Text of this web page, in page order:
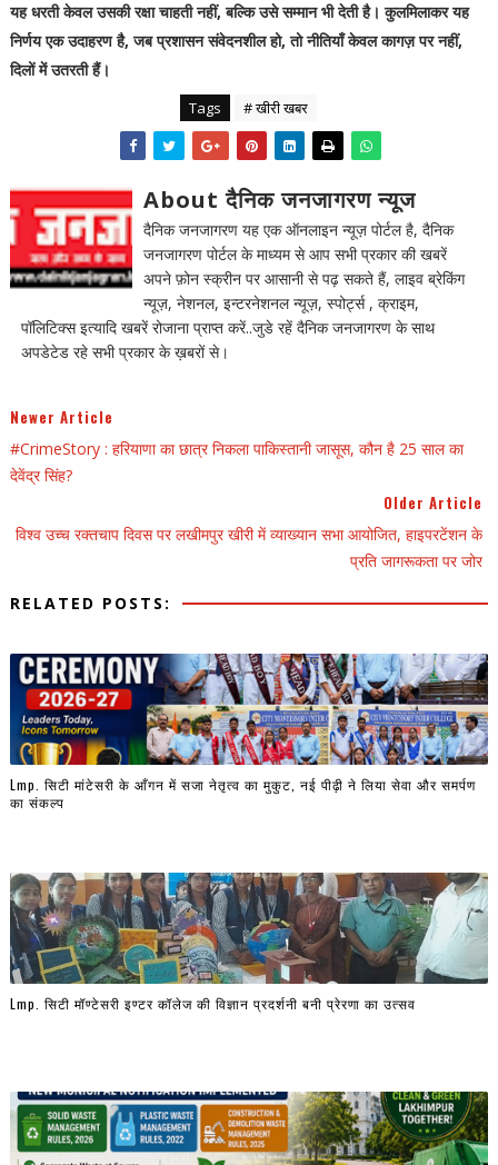
यह धरती केवल उसकी रक्षा चाहती नहीं, बल्कि उसे सम्मान भी देती है। कुलमिलाकर यह
निर्णय एक उदाहरण है, जब प्रशासन संवेदनशील हो, तो नीतियाँ केवल कागज़ पर नहीं,
दिलों में उतरती हैं।
Tags # खीरी खबर
About दैनिक जनजागरण न्यूज
दैनिक जनजागरण यह एक ऑनलाइन न्यूज़ पोर्टल है, दैनिक
जनजागरण पोर्टल के माध्यम से आप सभी प्रकार की खबरें
अपने फ़ोन स्क्रीन पर आसानी से पढ़ सकते हैं, लाइव ब्रेकिंग
न्यूज़, नेशनल, इन्टरनेशनल न्यूज़, स्पोर्ट्स , क्राइम,
पॉलिटिक्स इत्यादि खबरें रोजाना प्राप्त करें..जुडे रहें दैनिक जनजागरण के साथ
अपडेटेड रहे सभी प्रकार के ख़बरों से।
Newer Article
#CrimeStory : हरियाणा का छात्र निकला पाकिस्तानी जासूस, कौन है 25 साल का
देवेंद्र सिंह?
Older Article
विश्व उच्च रक्तचाप दिवस पर लखीमपुर खीरी में व्याख्यान सभा आयोजित, हाइपरटेंशन के
प्रति जागरूकता पर जोर
RELATED POSTS:
Lmp. सिटी मांटेसरी के आँगन में सजा नेतृत्व का मुकुट, नई पीढ़ी ने लिया सेवा और समर्पण
का संकल्प
Lmp. सिटी मॉण्टेसरी इण्टर कॉलेज की विज्ञान प्रदर्शनी बनी प्रेरणा का उत्सव